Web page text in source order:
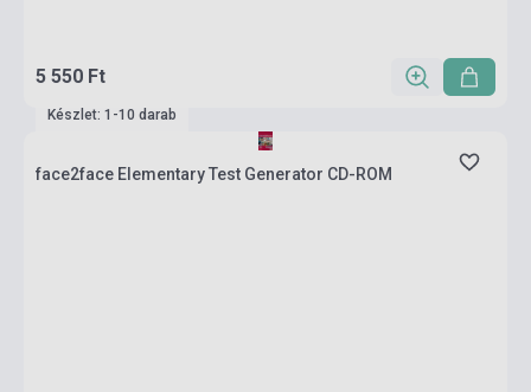
5 550 Ft
Készlet: 1-10 darab
face2face Elementary Test Generator CD-ROM